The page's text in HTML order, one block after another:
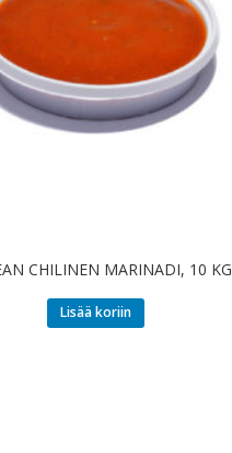
CHILINEN MARINADI, 10 KG
Lisää koriin